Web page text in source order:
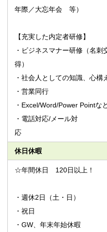
年際／大忘年会 等）
【充実した内定者研修】
・ビジネスマナー研修（名
得）
・社会人としての知識、心構
・営業同行
・Excel/Word/Power Pointな
・電話対応/メール対
応 な
休日休暇
☆年間休日 120日以上！
・週休2日（土・日）
・祝日
・GW、年末年始休暇